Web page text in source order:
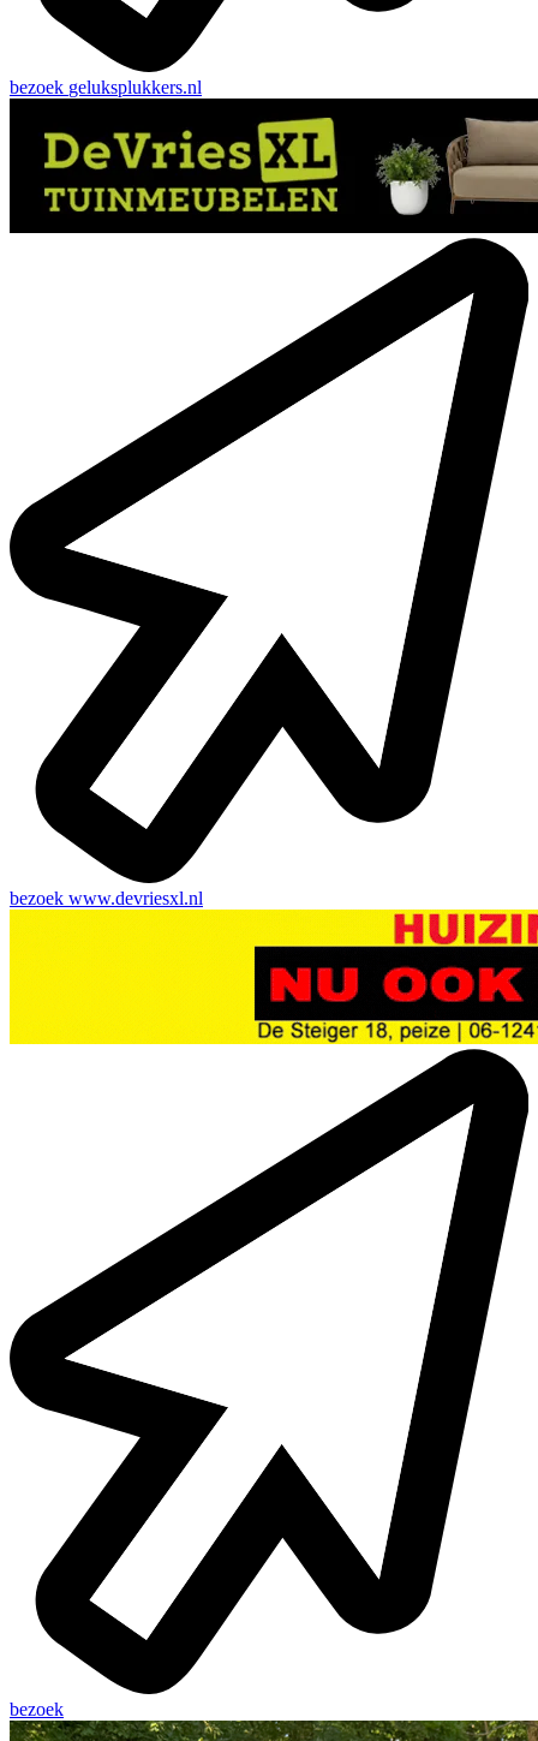
bezoek geluksplukkers.nl
bezoek www.devriesxl.nl
bezoek